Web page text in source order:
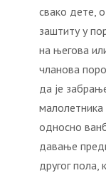
свако дете,
заштиту у
на његова
чланова
да је
односно
давање
другог